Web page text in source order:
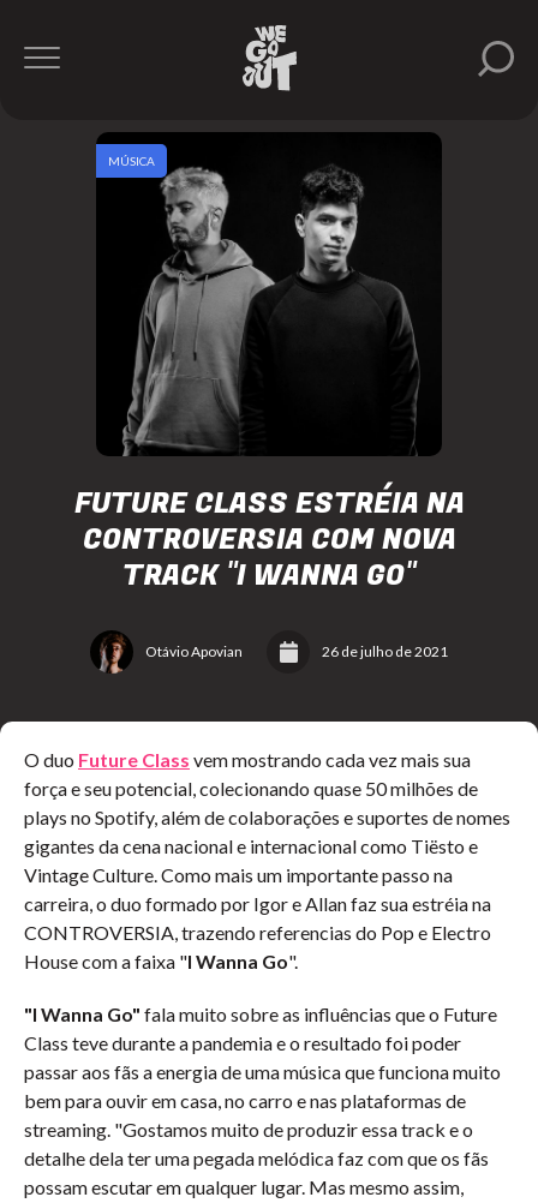
FUTURE CLASS ESTRÉIA NA
CONTROVERSIA COM NOVA
TRACK "I WANNA GO"
Otávio Apovian 26 de julho de 2021
MÚSICA
O duo Future Class vem mostrando cada vez mais sua
força e seu potencial, colecionando quase 50 milhões de
plays no Spotify, além de colaborações e suportes de nomes
gigantes da cena nacional e internacional como Tiësto e
Vintage Culture. Como mais um importante passo na
carreira, o duo formado por Igor e Allan faz sua estréia na
CONTROVERSIA, trazendo referencias do Pop e Electro
House com a faixa "I Wanna Go".
"I Wanna Go" fala muito sobre as influências que o Future
Class teve durante a pandemia e o resultado foi poder
passar aos fãs a energia de uma música que funciona muito
bem para ouvir em casa, no carro e nas plataformas de
streaming. "Gostamos muito de produzir essa track e o
detalhe dela ter uma pegada melódica faz com que os fãs
possam escutar em qualquer lugar. Mas mesmo assim,